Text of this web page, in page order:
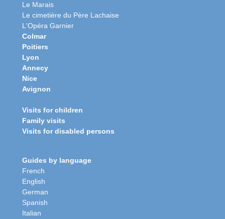
Le Marais
Le cimetière du Père Lachaise
L'Opéra Garnier
Colmar
Poitiers
Lyon
Annecy
Nice
Avignon
Visits for children
Family visits
Visits for disabled persons
Guides by language
French
English
German
Spanish
Italian